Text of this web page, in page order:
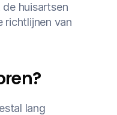
huisartsen
richtlijnen van
lang